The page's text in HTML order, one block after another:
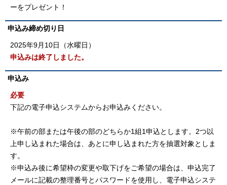
ーをプレゼント！
申込み締め切り日
2025年9月10日（水曜日）
申込みは終了しました。
申込み
必要
下記の電子申込システムからお申込みください。
※午前の部または午後の部のどちらか1組1申込とします。2つ以
上申し込まれた場合は、あとに申し込まれた方を抽選対象としま
す。
※申込み後に希望枠の変更や取下げをご希望の場合は、申込完了
メールに記載の整理番号とパスワードを使用し、電子申込システ